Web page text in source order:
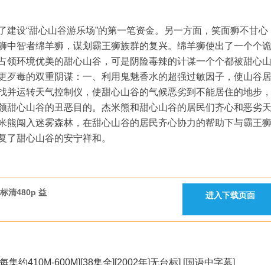
设“甜心山谷游乐场”的第一笔资金。另一方面，笑面狮不甘心
中智者绵羊狮，谋划霸王狮族群的复兴。绵羊狮使出了一个个诡
领环境优美的甜心山谷，可是阴险毒辣的计谋一个个都被甜心山
歹毒的双重阴谋：一、利用鬼魅香水的超强过敏因子，使山谷居
运转天气控制仪，使甜心山谷的气候恶劣到不能居住的地步，
甜心山谷的丑恶目的。杰米熊和甜心山谷的居民们齐心和恶劣天
熊闯入迷雾森林，在甜心山谷的居民齐心协力的帮助下与霸王狮
甜心山谷的安宁祥和。
清480p 益
进入下载页面
集约410M-600M][38集全][2002年]无台标] [国语中字幕]